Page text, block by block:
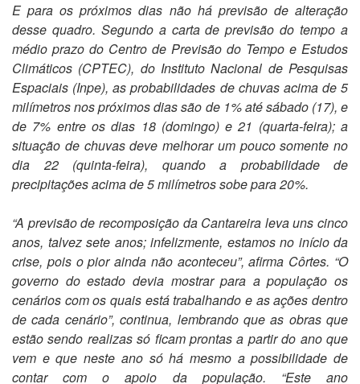
E para os próximos dias não há previsão de alteração
desse quadro. Segundo a carta de previsão do tempo a
médio prazo do Centro de Previsão do Tempo e Estudos
Climáticos (CPTEC), do Instituto Nacional de Pesquisas
Espaciais (Inpe), as probabilidades de chuvas acima de 5
milímetros nos próximos dias são de 1% até sábado (17), e
de 7% entre os dias 18 (domingo) e 21 (quarta-feira); a
situação de chuvas deve melhorar um pouco somente no
dia 22 (quinta-feira), quando a probabilidade de
precipitações acima de 5 milímetros sobe para 20%.
“A previsão de recomposição da Cantareira leva uns cinco
anos, talvez sete anos; infelizmente, estamos no início da
crise, pois o pior ainda não aconteceu”, afirma Côrtes. “O
governo do estado devia mostrar para a população os
cenários com os quais está trabalhando e as ações dentro
de cada cenário”, continua, lembrando que as obras que
estão sendo realizas só ficam prontas a partir do ano que
vem e que neste ano só há mesmo a possibilidade de
contar com o apoio da população. “Este ano